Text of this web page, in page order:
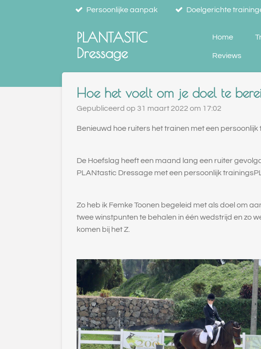
Persoonlijke aanpak Doelgerichte
PLANTASTIC
Dressage
Home
Reviews
Hoe het voelt om je doel te
Gepubliceerd op 31 maart 2022 om 17:02
Benieuwd hoe ruiters het trainen met een
De Hoefslag heeft een maand lang een ruiter
PLANtastic Dressage met een persoonlijk
Zo heb ik Femke Toonen begeleid met als doel om
twee winstpunten te behalen in één wedstrijd en zo
komen bij het Z.